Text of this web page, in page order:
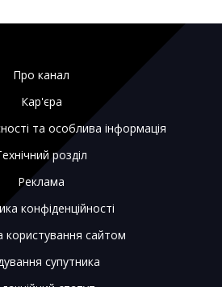
Про канал
Кар'єра
та особлива інформація
розділ
Реклама
конфіденційності
користування сайтом
супутника